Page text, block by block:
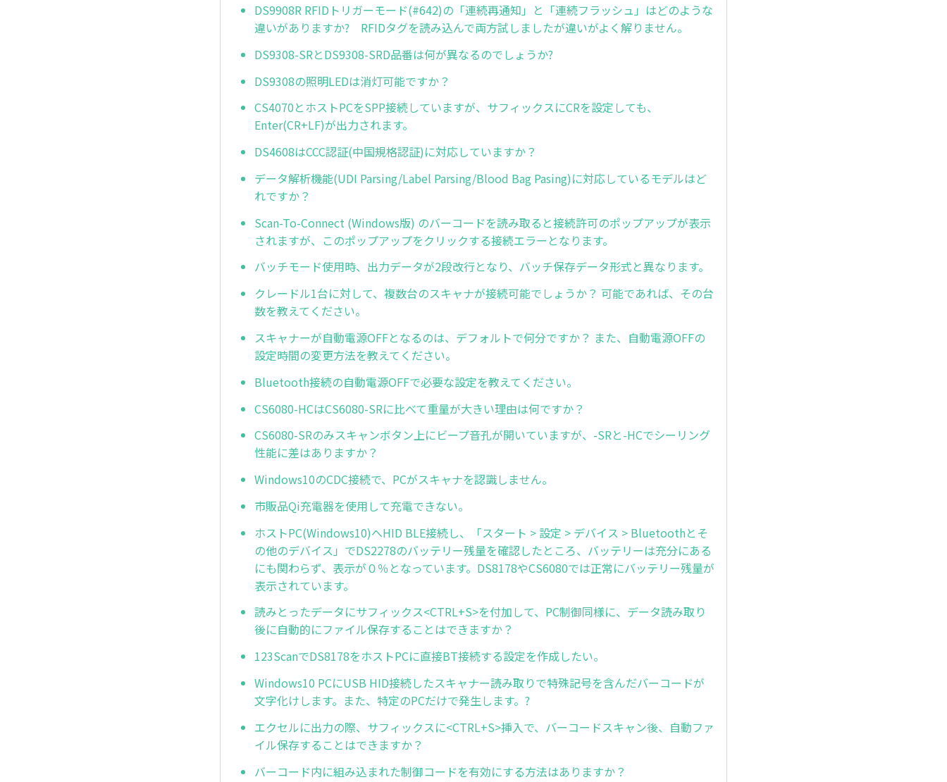
DS9908R RFIDトリガーモード(#642)の「連続再通知」と「連続フラッシュ」はどのような
違いがありますか? RFIDタグを読み込んで両方試しましたが違いがよく解りません。
DS9308-SRとDS9308-SRD品番は何が異なるのでしょうか?
DS9308の照明LEDは消灯可能ですか？
CS4070とホストPCをSPP接続していますが、サフィックスにCRを設定しても、
Enter(CR+LF)が出力されます。
DS4608はCCC認証(中国規格認証)に対応していますか？
データ解析機能(UDI Parsing/Label Parsing/Blood Bag Pasing)に対応しているモデルはど
れですか？
Scan-To-Connect (Windows版) のバーコードを読み取ると接続許可のポップアップが表示
されますが、このポップアップをクリックする接続エラーとなります。
バッチモード使用時、出力データが2段改行となり、バッチ保存データ形式と異なります。
クレードル1台に対して、複数台のスキャナが接続可能でしょうか？ 可能であれば、その台
数を教えてください。
スキャナーが自動電源OFFとなるのは、デフォルトで何分ですか？ また、自動電源OFFの
設定時間の変更方法を教えてください。
Bluetooth接続の自動電源OFFで必要な設定を教えてください。
CS6080-HCはCS6080-SRに比べて重量が大きい理由は何ですか？
CS6080-SRのみスキャンボタン上にビープ音孔が開いていますが、-SRと-HCでシーリング
性能に差はありますか？
Windows10のCDC接続で、PCがスキャナを認識しません。
市販品Qi充電器を使用して充電できない。
ホストPC(Windows10)へHID BLE接続し、「スタート > 設定 > デバイス > Bluetoothとそ
の他のデバイス」でDS2278のバッテリー残量を確認したところ、バッテリーは充分にある
にも関わらず、表示が０％となっています。DS8178やCS6080では正常にバッテリー残量が
表示されています。
読みとったデータにサフィックス<CTRL+S>を付加して、PC制御同様に、データ読み取り
後に自動的にファイル保存することはできますか？
123ScanでDS8178をホストPCに直接BT接続する設定を作成したい。
Windows10 PCにUSB HID接続したスキャナー読み取りで特殊記号を含んだバーコードが
文字化けします。また、特定のPCだけで発生します。?
エクセルに出力の際、サフィックスに<CTRL+S>挿入で、バーコードスキャン後、自動ファ
イル保存することはできますか？
バーコード内に組み込まれた制御コードを有効にする方法はありますか？